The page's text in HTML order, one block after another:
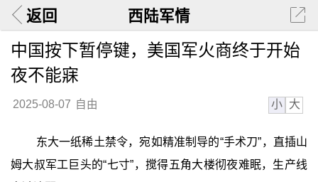
返回 西陆军情
中国按下暂停键，美国军火商终于开始
夜不能寐
2025-08-07 自由 小 大
东大一纸稀土禁令，宛如精准制导的“手术刀”，直插山
姆大叔军工巨头的“七寸”，搅得五角大楼彻夜难眠，生产线